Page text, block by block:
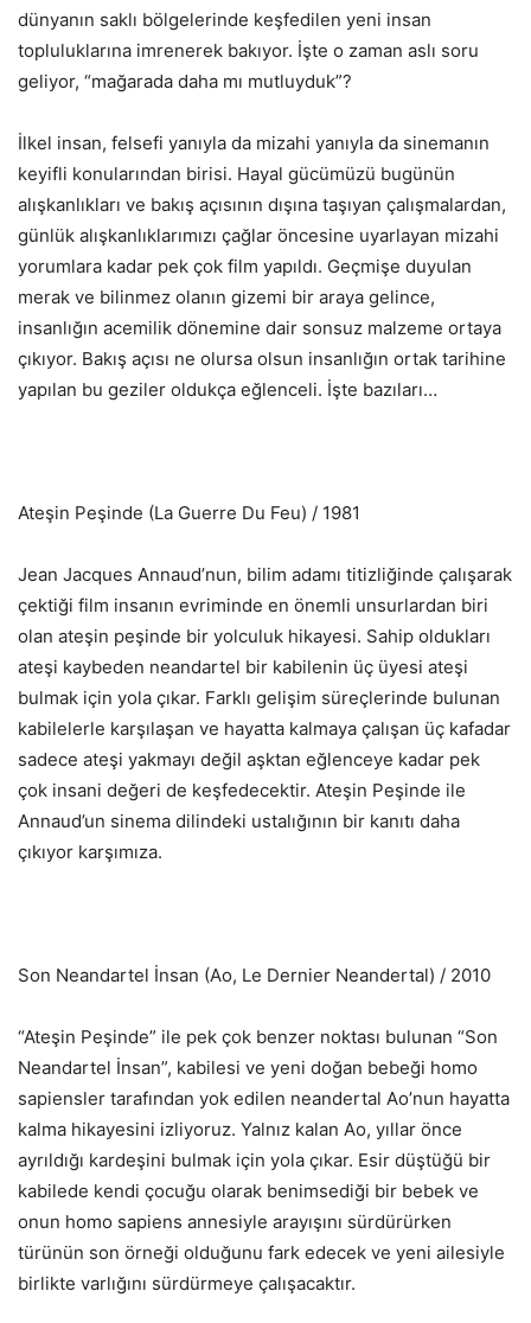
dünyanın saklı bölgelerinde keşfedilen yeni insan
topluluklarına imrenerek bakıyor. İşte o zaman aslı soru
geliyor, “mağarada daha mı mutluyduk”?
İlkel insan, felsefi yanıyla da mizahi yanıyla da sinemanın
keyifli konularından birisi. Hayal gücümüzü bugünün
alışkanlıkları ve bakış açısının dışına taşıyan çalışmalardan,
günlük alışkanlıklarımızı çağlar öncesine uyarlayan mizahi
yorumlara kadar pek çok film yapıldı. Geçmişe duyulan
merak ve bilinmez olanın gizemi bir araya gelince,
insanlığın acemilik dönemine dair sonsuz malzeme ortaya
çıkıyor. Bakış açısı ne olursa olsun insanlığın ortak tarihine
yapılan bu geziler oldukça eğlenceli. İşte bazıları…
Ateşin Peşinde (La Guerre Du Feu) / 1981
Jean Jacques Annaud’nun, bilim adamı titizliğinde çalışarak
çektiği film insanın evriminde en önemli unsurlardan biri
olan ateşin peşinde bir yolculuk hikayesi. Sahip oldukları
ateşi kaybeden neandartel bir kabilenin üç üyesi ateşi
bulmak için yola çıkar. Farklı gelişim süreçlerinde bulunan
kabilelerle karşılaşan ve hayatta kalmaya çalışan üç kafadar
sadece ateşi yakmayı değil aşktan eğlenceye kadar pek
çok insani değeri de keşfedecektir. Ateşin Peşinde ile
Annaud’un sinema dilindeki ustalığının bir kanıtı daha
çıkıyor karşımıza.
Son Neandartel İnsan (Ao, Le Dernier Neandertal) / 2010
“Ateşin Peşinde” ile pek çok benzer noktası bulunan “Son
Neandartel İnsan”, kabilesi ve yeni doğan bebeği homo
sapiensler tarafından yok edilen neandertal Ao’nun hayatta
kalma hikayesini izliyoruz. Yalnız kalan Ao, yıllar önce
ayrıldığı kardeşini bulmak için yola çıkar. Esir düştüğü bir
kabilede kendi çocuğu olarak benimsediği bir bebek ve
onun homo sapiens annesiyle arayışını sürdürürken
türünün son örneği olduğunu fark edecek ve yeni ailesiyle
birlikte varlığını sürdürmeye çalışacaktır.